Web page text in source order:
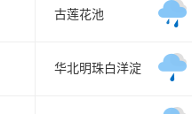
古莲花池
华北明珠白洋淀